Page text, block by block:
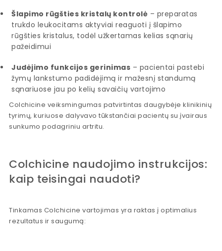
Šlapimo rūgšties kristalų kontrolė – preparatas
trukdo leukocitams aktyviai reaguoti į šlapimo
rūgšties kristalus, todėl užkertamas kelias sąnarių
pažeidimui
Judėjimo funkcijos gerinimas – pacientai pastebi
žymų lankstumo padidėjimą ir mažesnį standumą
sąnariuose jau po kelių savaičių vartojimo
Colchicine veiksmingumas patvirtintas daugybėje klinikinių
tyrimų, kuriuose dalyvavo tūkstančiai pacientų su įvairaus
sunkumo podagriniu artritu.
Colchicine naudojimo instrukcijos:
kaip teisingai naudoti?
Tinkamas Colchicine vartojimas yra raktas į optimalius
rezultatus ir saugumą: